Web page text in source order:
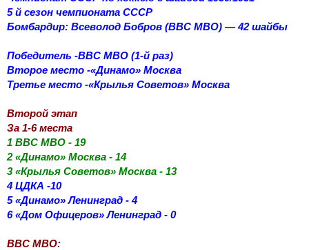
5 й сезон чемпионата СССР
Бомбардир: Всеволод Бобров (ВВС МВО) — 42 шайбы
Победитель -ВВС МВО (1-й раз)
Второе место -«Динамо» Москва
Третье место -«Крылья Советов» Москва
Второй этап
За 1-6 места
1 ВВС МВО - 19
2 «Динамо» Москва - 14
3 «Крылья Советов» Москва - 13
4 ЦДКА -10
5 «Динамо» Ленинград - 4
6 «Дом Офицеров» Ленинград - 0
ВВС МВО: